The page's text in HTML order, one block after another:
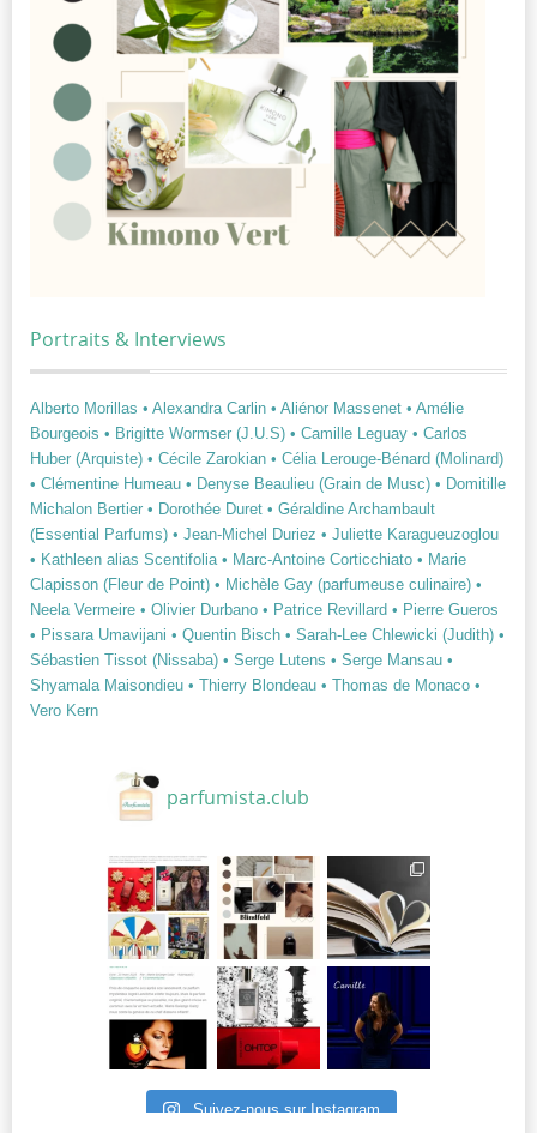
Portraits & Interviews
Alberto Morillas • Alexandra Carlin • Aliénor Massenet • Amélie
Bourgeois • Brigitte Wormser (J.U.S) • Camille Leguay • Carlos
Huber (Arquiste) • Cécile Zarokian • Célia Lerouge-Bénard (Molinard)
• Clémentine Humeau • Denyse Beaulieu (Grain de Musc) • Domitille
Michalon Bertier • Dorothée Duret • Géraldine Archambault
(Essential Parfums) • Jean-Michel Duriez • Juliette Karagueuzoglou
• Kathleen alias Scentifolia • Marc-Antoine Corticchiato • Marie
Clapisson (Fleur de Point) • Michèle Gay (parfumeuse culinaire) •
Neela Vermeire • Olivier Durbano • Patrice Revillard • Pierre Gueros
• Pissara Umavijani • Quentin Bisch • Sarah-Lee Chlewicki (Judith) •
Sébastien Tissot (Nissaba) • Serge Lutens • Serge Mansau •
Shyamala Maisondieu • Thierry Blondeau • Thomas de Monaco •
Vero Kern
parfumista.club
Suivez-nous sur Instagram